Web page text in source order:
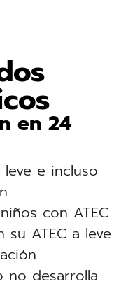
en 24
e incluso
con ATEC
su ATEC a leve
no desarrolla